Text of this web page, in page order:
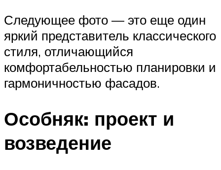
Следующее фото — это еще один
яркий представитель классического
стиля, отличающийся
комфортабельностью планировки и
гармоничностью фасадов.
Особняк: проект и
возведение